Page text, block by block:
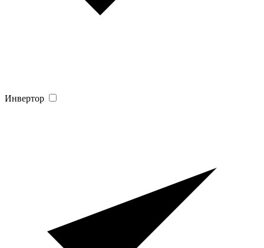
Инвертор